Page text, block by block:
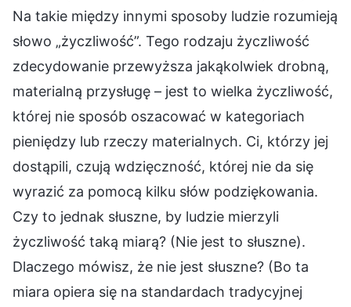
Na takie między innymi sposoby ludzie rozumieją
słowo „życzliwość”. Tego rodzaju życzliwość
zdecydowanie przewyższa jakąkolwiek drobną,
materialną przysługę – jest to wielka życzliwość,
której nie sposób oszacować w kategoriach
pieniędzy lub rzeczy materialnych. Ci, którzy jej
dostąpili, czują wdzięczność, której nie da się
wyrazić za pomocą kilku słów podziękowania.
Czy to jednak słuszne, by ludzie mierzyli
życzliwość taką miarą? (Nie jest to słuszne).
Dlaczego mówisz, że nie jest słuszne? (Bo ta
miara opiera się na standardach tradycyjnej